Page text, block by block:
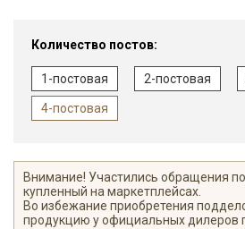
Количество постов:
1-постовая 2-постовая
4-постовая
Внимание! Участились обращения
купленный на маркетплейсах.
Во избежание приобретения
продукцию у официальных дилеров